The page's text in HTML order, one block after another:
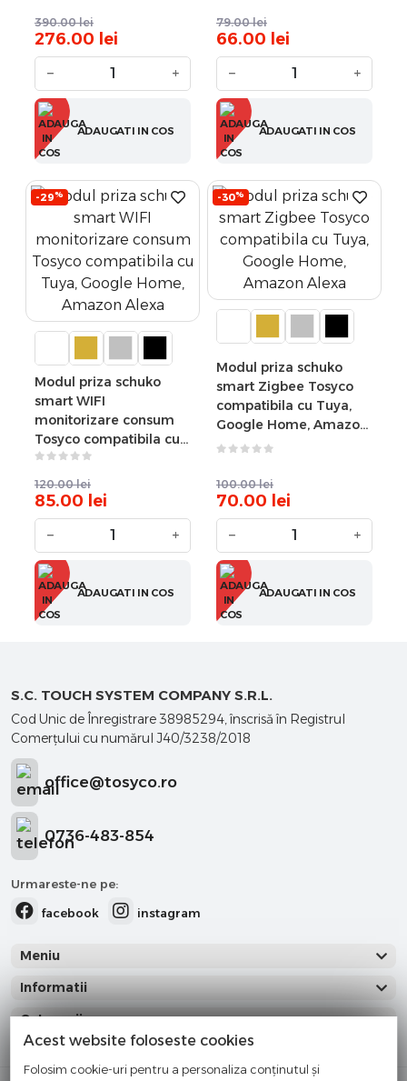
390.00 lei
276.00 lei
− +
ADAUGATI IN COS
79.00 lei
66.00 lei
− +
ADAUGATI IN COS
-29%
Modul priza schuko
smart WIFI
monitorizare consum
Tosyco compatibila cu
Tuya, Google Home,
Amazon Alexa
120.00 lei
85.00 lei
− +
ADAUGATI IN COS
-30%
Modul priza schuko
smart Zigbee Tosyco
compatibila cu Tuya,
Google Home, Amazon
Alexa
100.00 lei
70.00 lei
− +
ADAUGATI IN COS
S.C. TOUCH SYSTEM COMPANY S.R.L.
Cod Unic de Înregistrare 38985294, înscrisă în Registrul
Comerţului cu numărul J40/3238/2018
office@tosyco.ro
0736-483-854
Urmareste-ne pe:
facebook
instagram
Meniu
Informatii
Categorii
Acest website foloseste cookies
Folosim cookie-uri pentru a personaliza conținutul și